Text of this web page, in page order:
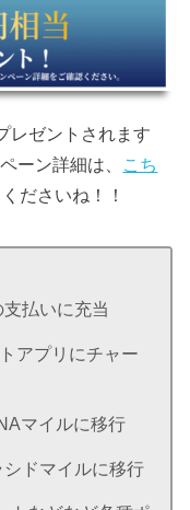
レゼントされます
ーン詳細は、 こち
ださいね！！
払いに充当
アプリにチャー
マイルに移行
ドマイルに移行